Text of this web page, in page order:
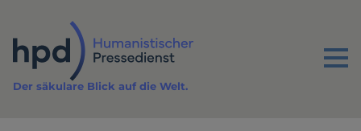
Inhalt
Menu
Der säkulare Blick auf die Welt.